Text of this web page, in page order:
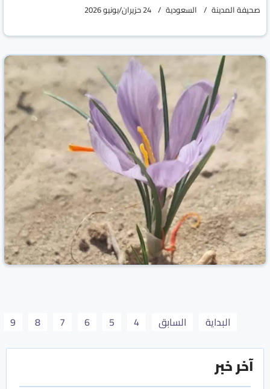
صحيفة المدينة السعودية 24 حزيران/يونيو 2026
البداية السابق 4
5
6
7
8
9
آخر خبر